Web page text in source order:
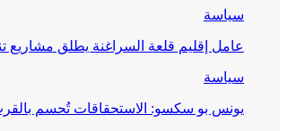
سياسة
عامل إقليم قلعة السراغنة يطلق مشاريع تنموية وتعليمية
سياسة
يونس بو سكسو: الاستحقاقات تُحسم